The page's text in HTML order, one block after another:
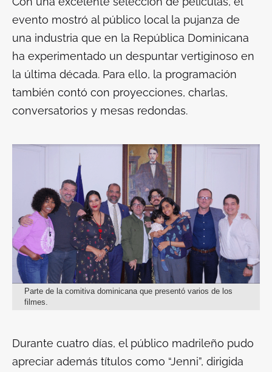
evento mostró al público local la pujanza de
una industria que en la República Dominicana
ha experimentado un despuntar vertiginoso en
la última década. Para ello, la programación
también contó con proyecciones, charlas,
conversatorios y mesas redondas.
Parte de la comitiva dominicana que presentó varios de los
filmes.
Durante cuatro días, el público madrileño pudo
apreciar además títulos como “Jenni”, dirigida